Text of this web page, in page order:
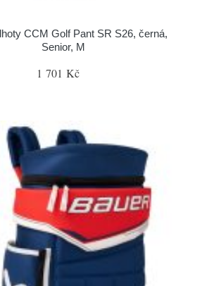
CCM Golf Pant SR S26, černá,
Senior, M
1 701 Kč